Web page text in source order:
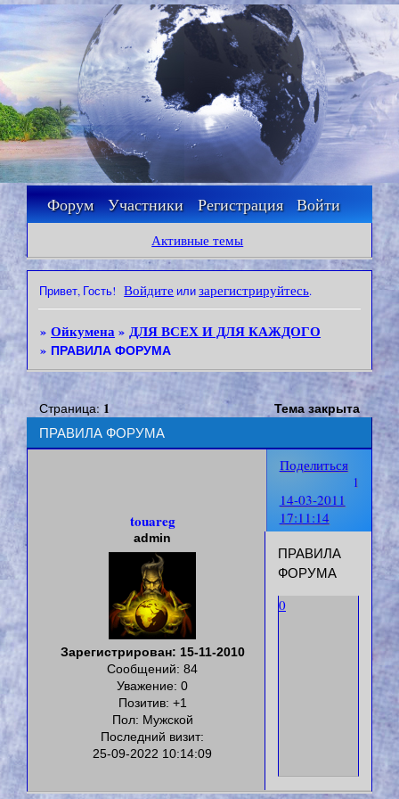
Ойкумена
Форум Участники Регистрация Войти
Активные темы
Привет, Гость! Войдите илизарегистрируйтесь.
»Ойкумена»ДЛЯ ВСЕХ И ДЛЯ КАЖДОГО
» ПРАВИЛА ФОРУМА
ПРАВИЛА ФОРУМА
Страница: 1 Тема закрыта
Поделиться
1
14-03-2011
17:11:14
touareg
admin
Зарегистрирован: 15-11-2010
Сообщений: 84
Уважение: 0
Позитив: +1
Пол: Мужской
Последний визит:
25-09-2022 10:14:09
ПРАВИЛА
ФОРУМА
0